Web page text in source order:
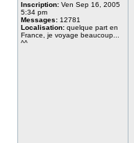
Inscription: Ven Sep 16, 2005
5:34 pm
Messages: 12781
Localisation: quelque part en
France, je voyage beaucoup...
^^